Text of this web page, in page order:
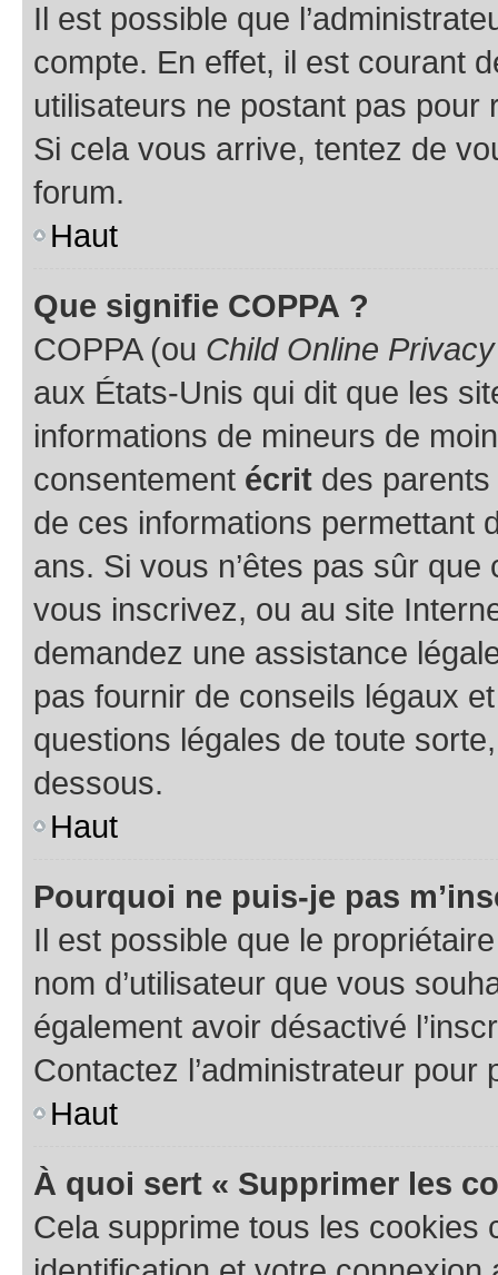
Il est possible que
compte. En effet, il est courant
utilisateurs ne postant pas pour
Si cela vous arrive, tentez de
forum.
Haut
Que signifie COPPA ?
COPPA (ou Child Online
aux États-Unis qui dit que les
informations de mineurs de
consentement écrit des parents
de ces informations permettant
ans. Si vous n’êtes pas sûr
vous inscrivez, ou au site
demandez une assistance
pas fournir de conseils légaux
questions légales de toute
dessous.
Haut
Pourquoi ne puis-je pas
Il est possible que le
nom d’utilisateur que vous
également avoir désactivé
Contactez l’administrateur
Haut
À quoi sert « Supprimer les
Cela supprime tous les cookies